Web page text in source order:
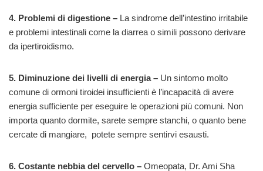
4. Problemi di digestione – La sindrome dell’intestino irritabile
e problemi intestinali come la diarrea o simili possono derivare
da ipertiroidismo.
5. Diminuzione dei livelli di energia – Un sintomo molto
comune di ormoni tiroidei insufficienti è l’incapacità di avere
energia sufficiente per eseguire le operazioni più comuni. Non
importa quanto dormite, sarete sempre stanchi, o quanto bene
cercate di mangiare, potete sempre sentirvi esausti.
6. Costante nebbia del cervello – Omeopata, Dr. Ami Sha